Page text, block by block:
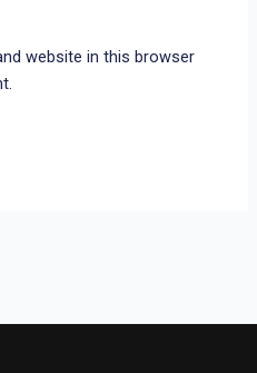
website in this browser